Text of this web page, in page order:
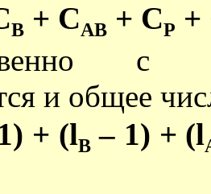
B + CAB + CP +
с
и общее
+ (lB – 1) + (l